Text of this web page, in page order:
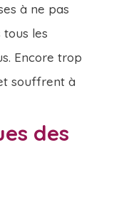
à ne pas
tous les
Encore trop
souffrent à
des